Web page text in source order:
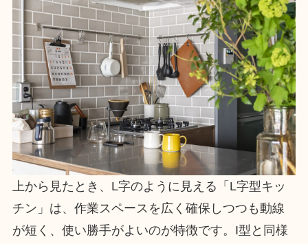
上から見たとき、L字のように見える「L字型キッ
チン」は、作業スペースを広く確保しつつも動線
が短く、使い勝手がよいのが特徴です。I型と同様